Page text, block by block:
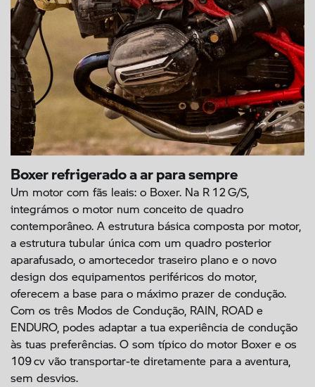
Boxer refrigerado a ar para sempre
Um motor com fãs leais: o Boxer. Na R 12 G/S,
integrámos o motor num conceito de quadro
contemporâneo. A estrutura básica composta por motor,
a estrutura tubular única com um quadro posterior
aparafusado, o amortecedor traseiro plano e o novo
design dos equipamentos periféricos do motor,
oferecem a base para o máximo prazer de condução.
Com os três Modos de Condução, RAIN, ROAD e
ENDURO, podes adaptar a tua experiência de condução
às tuas preferências. O som típico do motor Boxer e os
109 cv vão transportar-te diretamente para a aventura,
sem desvios.